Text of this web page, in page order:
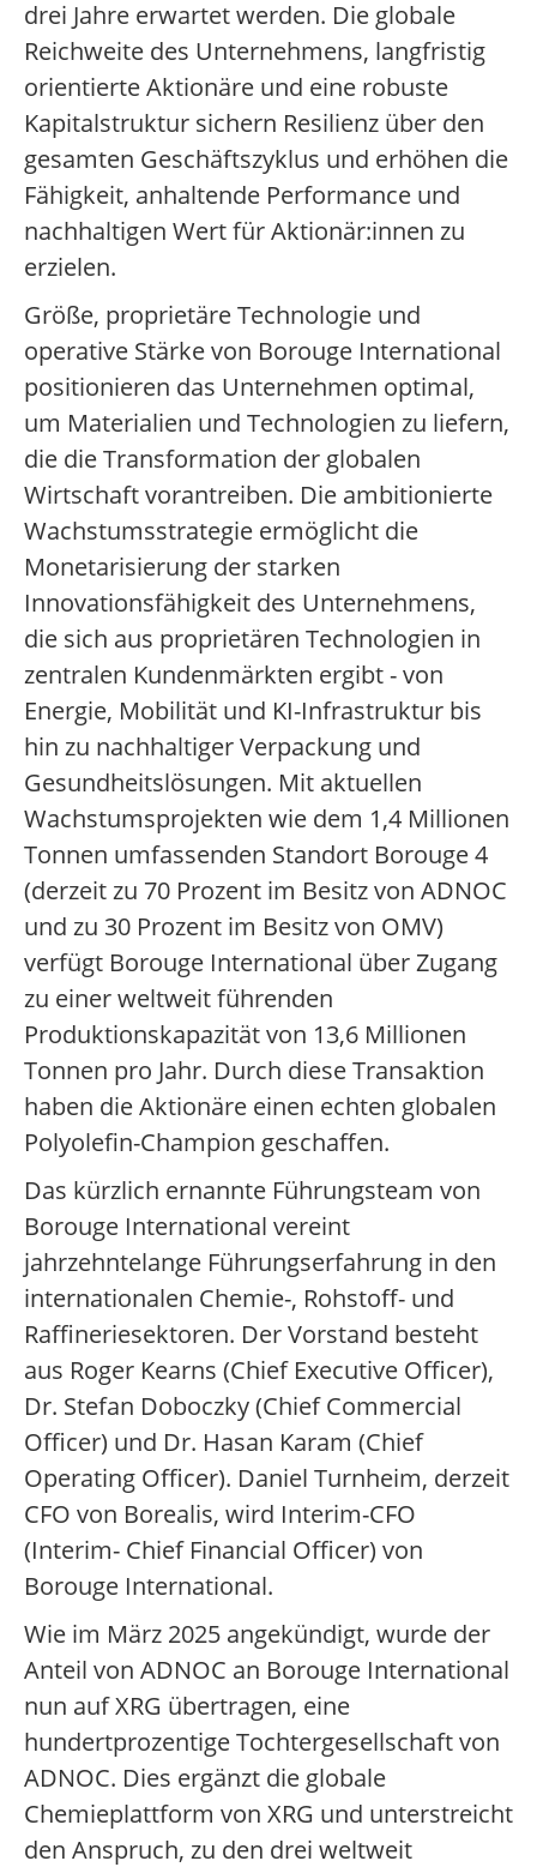
drei Jahre erwartet werden. Die globale
Reichweite des Unternehmens, langfristig
orientierte Aktionäre und eine robuste
Kapitalstruktur sichern Resilienz über den
gesamten Geschäftszyklus und erhöhen die
Fähigkeit, anhaltende Performance und
nachhaltigen Wert für Aktionär:innen zu
erzielen.
Größe, proprietäre Technologie und
operative Stärke von Borouge International
positionieren das Unternehmen optimal,
um Materialien und Technologien zu liefern,
die die Transformation der globalen
Wirtschaft vorantreiben. Die ambitionierte
Wachstumsstrategie ermöglicht die
Monetarisierung der starken
Innovationsfähigkeit des Unternehmens,
die sich aus proprietären Technologien in
zentralen Kundenmärkten ergibt - von
Energie, Mobilität und KI-Infrastruktur bis
hin zu nachhaltiger Verpackung und
Gesundheitslösungen. Mit aktuellen
Wachstumsprojekten wie dem 1,4 Millionen
Tonnen umfassenden Standort Borouge 4
(derzeit zu 70 Prozent im Besitz von ADNOC
und zu 30 Prozent im Besitz von OMV)
verfügt Borouge International über Zugang
zu einer weltweit führenden
Produktionskapazität von 13,6 Millionen
Tonnen pro Jahr. Durch diese Transaktion
haben die Aktionäre einen echten globalen
Polyolefin-Champion geschaffen.
Das kürzlich ernannte Führungsteam von
Borouge International vereint
jahrzehntelange Führungserfahrung in den
internationalen Chemie-, Rohstoff- und
Raffineriesektoren. Der Vorstand besteht
aus Roger Kearns (Chief Executive Officer),
Dr. Stefan Doboczky (Chief Commercial
Officer) und Dr. Hasan Karam (Chief
Operating Officer). Daniel Turnheim, derzeit
CFO von Borealis, wird Interim-CFO
(Interim- Chief Financial Officer) von
Borouge International.
Wie im März 2025 angekündigt, wurde der
Anteil von ADNOC an Borouge International
nun auf XRG übertragen, eine
hundertprozentige Tochtergesellschaft von
ADNOC. Dies ergänzt die globale
Chemieplattform von XRG und unterstreicht
den Anspruch, zu den drei weltweit